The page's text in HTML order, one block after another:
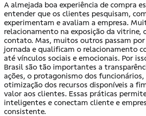
A almejada boa experiência de compra
entender que os clientes pesquisam,
experimentam e avaliam a empresa.
relacionamento na exposição da vitrine,
contato. Mas, muitos outros passam por
jornada e qualificam o relacionamento
até vínculos sociais e emocionais. Por
Brasil são tão importantes a
ações, o protagonismo dos funcionários,
otimização dos recursos disponíveis a
valor aos clientes. Essas práticas
inteligentes e conectam cliente e
consistente.